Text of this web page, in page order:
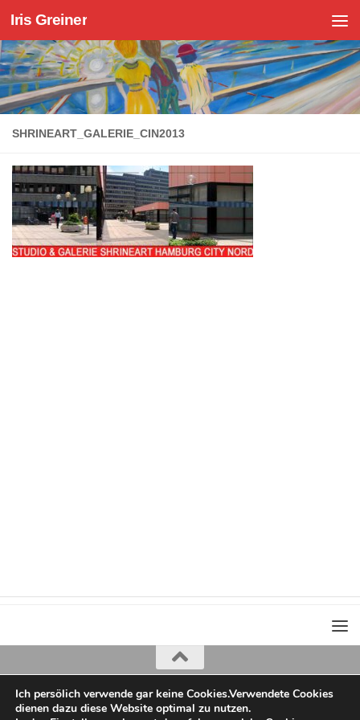
Zum Inhalt springen
Iris Greiner
SHRINEART_GALERIE_CIN2013
Iris Greiner
copyright 2022
Ich persölich verwende gar keine Cookies.Verwendete Cookies
dienen dazu diese Website optimal zu nutzen.